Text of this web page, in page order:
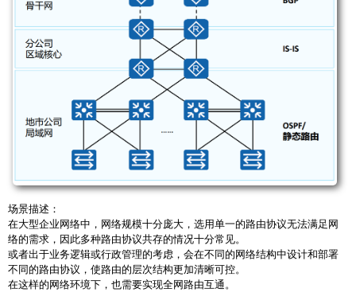
场景描述：
在大型企业网络中，网络规模十分庞大，选用单一的路由协议无法满足网
络的需求，因此多种路由协议共存的情况十分常见。
或者出于业务逻辑或行政管理的考虑，会在不同的网络结构中设计和部署
不同的路由协议，使路由的层次结构更加清晰可控。
在这样的网络环境下，也需要实现全网路由互通。